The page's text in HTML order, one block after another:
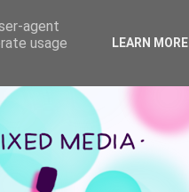
agent
usage
LEARN MORE